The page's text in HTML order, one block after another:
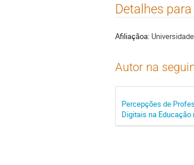
Detalhes
Afiliaçãoa:
Autor na
Percepções de
Digitais na